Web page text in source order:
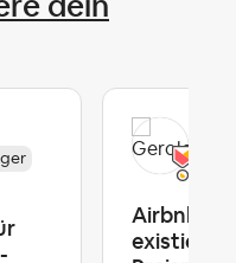
Airbnb